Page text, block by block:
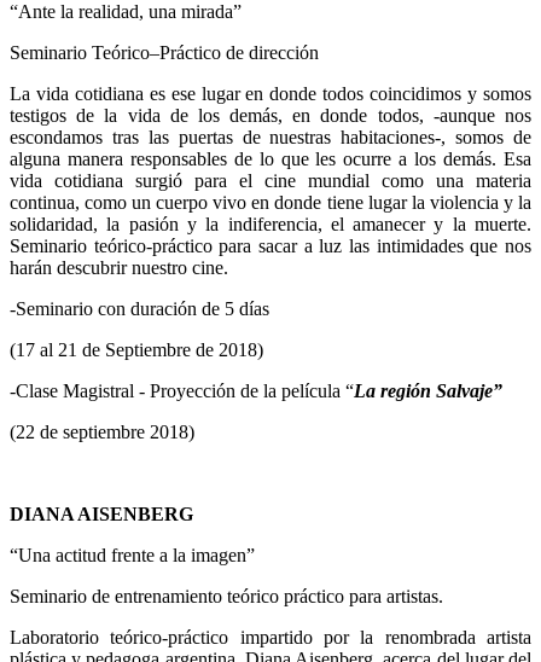
“Ante la realidad, una mirada”
Seminario Teórico–Práctico de dirección
La vida cotidiana es ese lugar en donde todos coincidimos y somos
testigos de la vida de los demás, en donde todos, -aunque nos
escondamos tras las puertas de nuestras habitaciones-, somos de
alguna manera responsables de lo que les ocurre a los demás. Esa
vida cotidiana surgió para el cine mundial como una materia
continua, como un cuerpo vivo en donde tiene lugar la violencia y la
solidaridad, la pasión y la indiferencia, el amanecer y la muerte.
Seminario teórico-práctico para sacar a luz las intimidades que nos
harán descubrir nuestro cine.
-Seminario con duración de 5 días
(17 al 21 de Septiembre de 2018)
-Clase Magistral - Proyección de la película “La región Salvaje”
(22 de septiembre 2018)
DIANA AISENBERG
“Una actitud frente a la imagen”
Seminario de entrenamiento teórico práctico para artistas.
Laboratorio teórico-práctico impartido por la renombrada artista